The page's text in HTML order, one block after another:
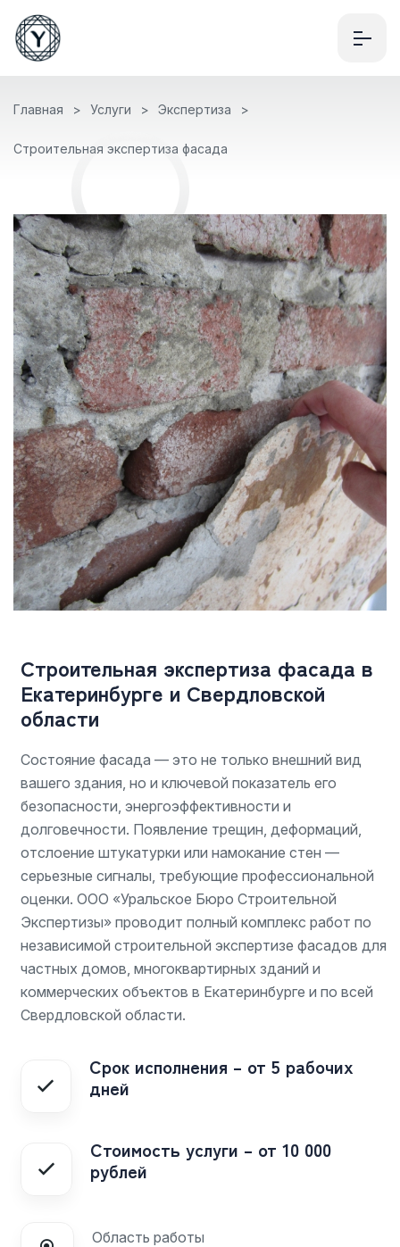
Главная Услуги Экспертиза
Строительная экспертиза фасада
Строительная экспертиза фасада в
Екатеринбурге и Свердловской
области
Состояние фасада — это не только внешний вид
вашего здания, но и ключевой показатель его
безопасности, энергоэффективности и
долговечности. Появление трещин, деформаций,
отслоение штукатурки или намокание стен —
серьезные сигналы, требующие профессиональной
оценки. ООО «Уральское Бюро Строительной
Экспертизы» проводит полный комплекс работ по
независимой строительной экспертизе фасадов для
частных домов, многоквартирных зданий и
коммерческих объектов в Екатеринбурге и по всей
Свердловской области.
Срок исполнения – от 5 рабочих
дней
Стоимость услуги – от 10 000
рублей
Область работы